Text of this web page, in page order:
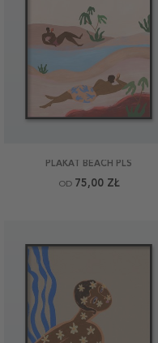
PLAKAT BEACH PLS
OD 75,00 ZŁ